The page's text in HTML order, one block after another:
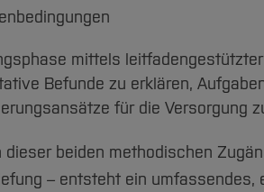
mittels
Befunde zu erklären,
für die Versorgung
dieser beiden methodischen
– entsteht ein